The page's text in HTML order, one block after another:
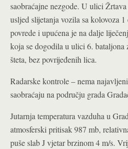
saobraćajne nezgode. U ulici Žrtava
usljed slijetanja vozila sa kolovoza
povrede i upućena je na dalje
koja se dogodila u ulici 6. bataljona
šteta, bez povrijeđenih lica.
Radarske kontrole – nema
saobraćaju na području grada
Jutarnja temperatura vazduha u
atmosferski pritisak 987 mb,
puše slab J vjetar brzinom 4 m/s.